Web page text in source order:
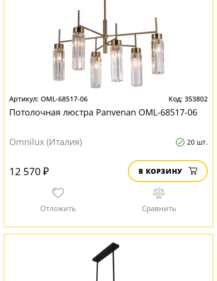
OML-68517-06 353802
Потолочная люстра Panvenan OML-68517-06
Omnilux (Италия) 20 шт.
12 570 ₽ В КОРЗИНУ